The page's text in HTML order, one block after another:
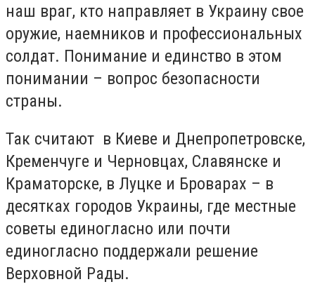
наш враг, кто направляет в Украину свое
оружие, наемников и профессиональных
солдат. Понимание и единство в этом
понимании – вопрос безопасности
страны.
Так считают в Киеве и Днепропетровске,
Кременчуге и Черновцах, Славянске и
Краматорске, в Луцке и Броварах – в
десятках городов Украины, где местные
советы единогласно или почти
единогласно поддержали решение
Верховной Рады.